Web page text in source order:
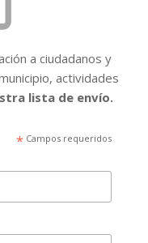
a ciudadanos y
actividades
lista de envío.
*Campos requeridos